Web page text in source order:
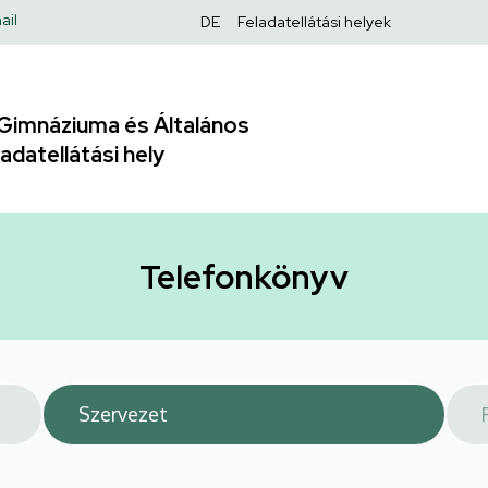
Felső
DE Feladatellátási helyek
és Általános
hely
Telefonkönyv